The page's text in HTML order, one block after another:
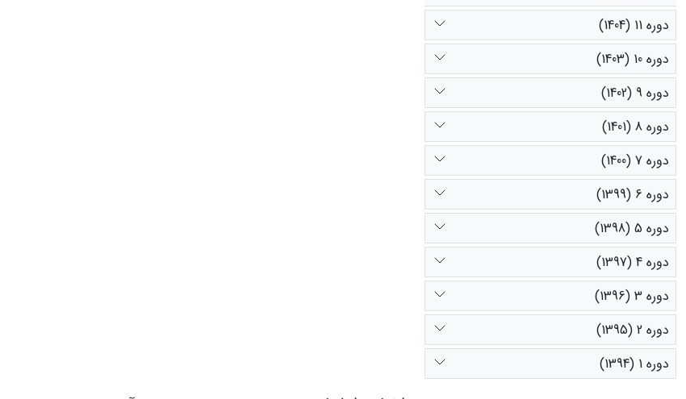
دوره 11 (1404)
دوره 10 (1403)
دوره 9 (1402)
دوره 8 (1401)
دوره 7 (1400)
دوره 6 (1399)
دوره 5 (1398)
دوره 4 (1397)
دوره 3 (1396)
دوره 2 (1395)
دوره 1 (1394)